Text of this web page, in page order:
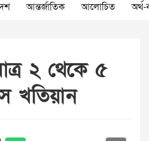
আন্তর্জাতিক আলোচিত অর্থ-
২ থেকে ৫
খতিয়ান